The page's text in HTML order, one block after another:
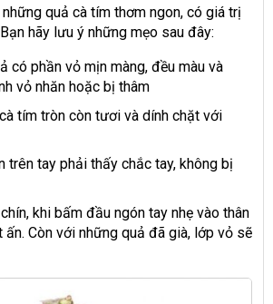
quả cà tím thơm ngon, có giá trị
hãy lưu ý những mẹo sau đây:
có phần vỏ mịn màng, đều màu và
vỏ nhăn hoặc bị thâm
tím tròn còn tươi và dính chặt với
trên tay phải thấy chắc tay, không bị
khi bấm đầu ngón tay nhẹ vào thân
ấn. Còn với những quả đã già, lớp vỏ sẽ